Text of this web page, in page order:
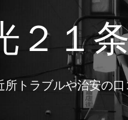
２１
トラブルや治安の